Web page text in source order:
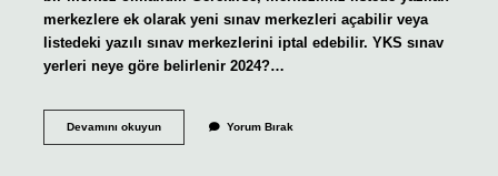
merkezlere ek olarak yeni sınav merkezleri açabilir veya
listedeki yazılı sınav merkezlerini iptal edebilir. YKS sınav
yerleri neye göre belirlenir 2024?…
Devamını okuyunYks
Yorum Bırak